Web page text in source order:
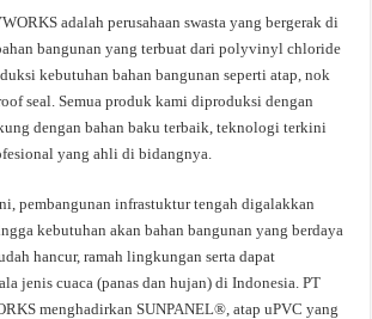
adalah perusahaan swasta yang bergerak di
bangunan yang terbuat dari polyvinyl chloride
kebutuhan bahan bangunan seperti atap, nok
seal. Semua produk kami diproduksi dengan
dengan bahan baku terbaik, teknologi terkini
yang ahli di bidangnya.
pembangunan infrastuktur tengah digalakkan
kebutuhan akan bahan bangunan yang berdaya
hancur, ramah lingkungan serta dapat
jenis cuaca (panas dan hujan) di Indonesia. PT
menghadirkan SUNPANEL®, atap uPVC yang